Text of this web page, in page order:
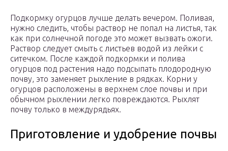
Подкормку огурцов лучше делать вечером. Поливая,
нужно следить, чтобы раствор не попал на листья, так
как при солнечной погоде это может вызвать ожоги.
Раствор следует смыть с листьев водой из лейки с
ситечком. После каждой подкормки и полива
огурцов под растения надо подсыпать плодородную
почву, это заменяет рыхление в рядках. Корни у
огурцов расположены в верхнем слое почвы и при
обычном рыхлении легко повреждаются. Рыхлят
почву только в междурядьях.
Приготовление и удобрение почвы